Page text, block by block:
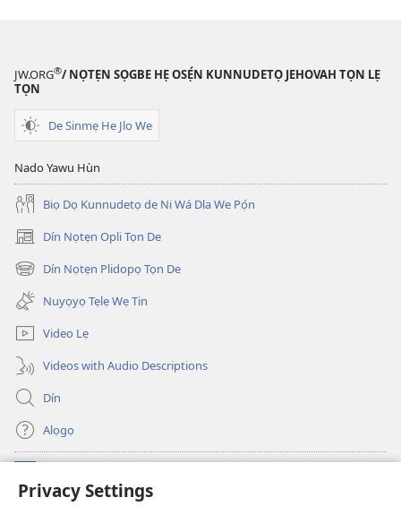
Privacy Settings
JW.ORG®/ NỌTẸN SỌGBE HẸ OSẸ́N KUNNUDETỌ JEHOVAH TỌN LẸ
TỌN
De Sinmẹ He Jlo We
Nado Yawu Hùn
Biọ Dọ Kunnudetọ de Ni Wá Dla We Pọ́n
Dín Nọtẹn Opli Tọn De
(opens
new
window)
Dín Nọtẹn Plidopọ Tọn De
(opens
new
window)
Nuyọyọ Tẹlẹ Wẹ Tin
Video Lẹ
Videos with Audio Descriptions
Dín
Alọgọ
(opens
new